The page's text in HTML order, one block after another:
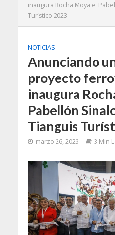
inaugura Rocha Moya el
Turístico 2023
NOTICIAS
Anunciando
proyecto
inaugura
Pabellón
Tianguis
marzo 26, 2023 3 Min